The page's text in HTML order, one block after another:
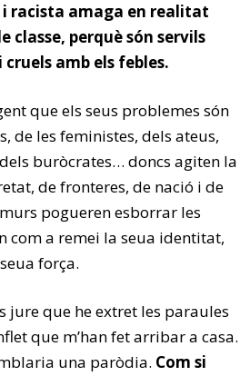
i racista amaga en realitat
classe, perquè són servils
cruels amb els febles.
que els seus problemes són
de les feministes, dels ateus,
buròcrates… doncs agiten la
de fronteres, de nació i de
pogueren esborrar les
com a remei la seua identitat,
força.
jure que he extret les paraules
que m’han fet arribar a casa.
una paròdia. Com si